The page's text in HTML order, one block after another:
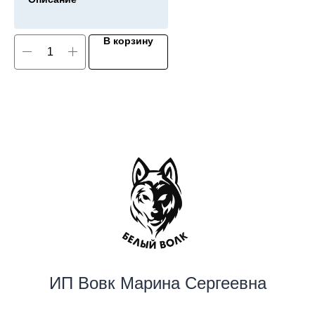
В корзину
ИП Вовк Марина Сергеевна